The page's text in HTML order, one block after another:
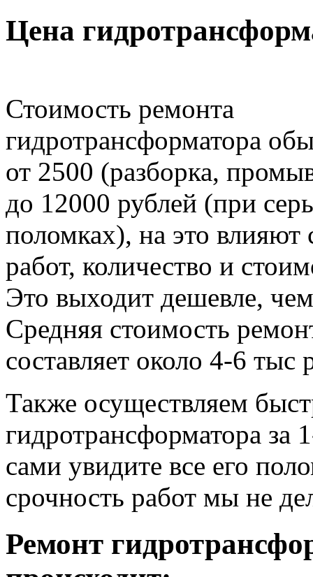
Цена
Стоимость ремонта
гидротрансформатора
от 2500 (разборка,
до 12000 рублей (при
поломках), на это влияют
работ, количество и
Это выходит дешевле,
Средняя стоимость
составляет около 4-6 тыс
Также осуществляем
гидротрансформатора
сами увидите все его
срочность работ мы не
Ремонт